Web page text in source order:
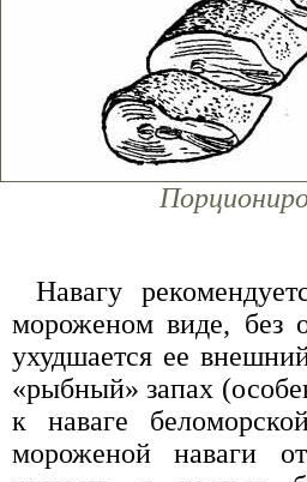
Навагу
мороженом виде, без
ухудшается ее
«рыбный» запах
к наваге
мороженой наваги